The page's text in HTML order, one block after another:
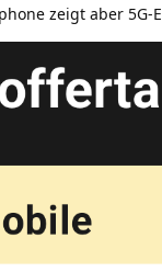
zeigt aber 5G-